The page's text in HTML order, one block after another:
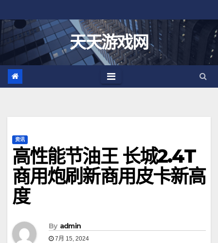
至
天天游戏网
资讯
高性能节油王 长城2.4T
商用炮刷新商用皮卡新高
度
By admin
7月 15, 2024